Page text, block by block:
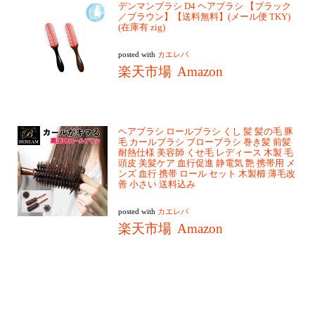
デンマンブラシ D4 ヘアブラシ 【ブラック
／ブラウン】【送料無料】(メール便 TKY)
(在庫有 zig)
posted with カエレバ
楽天市場 Amazon
ヘアブラシ ロールブラシ くし 髪 髪の毛 豚
毛 カールブラシ ブローブラシ 巻き髪 前髪
耐熱仕様 美容師 くせ毛 レディース 木製 毛
頭皮 美髪ケア 血行促進 静電気 艶 携帯用 メ
ンズ 血行 携帯 ロール セット 木製櫛 薄毛改
善 小さい 送料込み
posted with カエレバ
楽天市場 Amazon